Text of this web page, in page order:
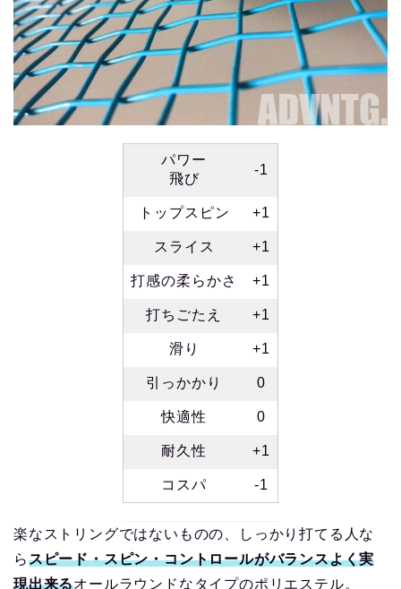
パワー
飛び
-1
トップスピン +1
スライス +1
打感の柔らかさ +1
打ちごたえ +1
滑り +1
引っかかり 0
快適性 0
耐久性 +1
コスパ -1
楽なストリングではないものの、しっかり打てる人な
らスピード・スピン・コントロールがバランスよく実
現出来るオールラウンドなタイプのポリエステル。